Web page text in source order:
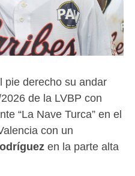
pie derecho su andar
de la LVBP con
“La Nave Turca” en el
con un
en la parte alta